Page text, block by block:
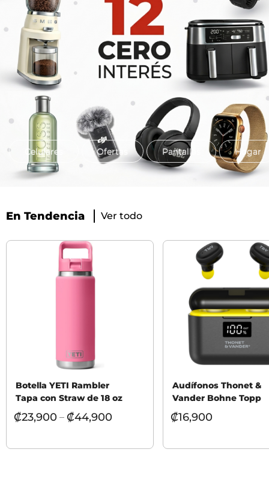
Celulares Ofertas Pantallas Hogar
En Tendencia Ver todo
Botella YETI Rambler
Tapa con Straw de 18 oz
₡23,900 – ₡44,900
Audífonos Thonet &
Vander Bohne Topp
₡16,900